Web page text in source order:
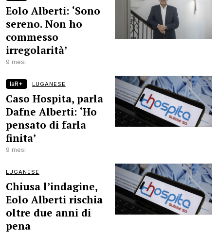
Eolo Alberti: ‘Sono
sereno. Non ho
commesso
irregolarità’
9 mesi
laR+ LUGANESE
Caso Hospita, parla
Dafne Alberti: ‘Ho
pensato di farla
finita’
9 mesi
LUGANESE
Chiusa l’indagine,
Eolo Alberti rischia
oltre due anni di
pena